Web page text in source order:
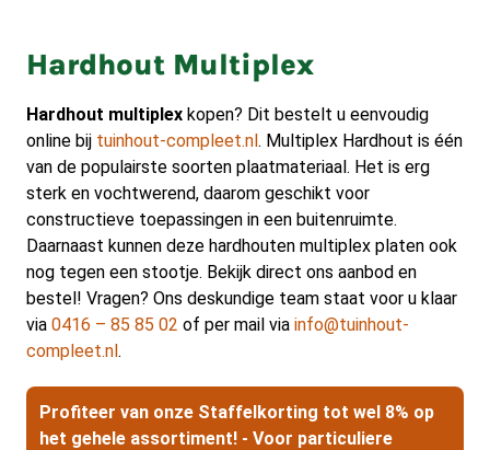
Hardhout Multiplex
Hardhout multiplex kopen? Dit bestelt u eenvoudig
online bij tuinhout-compleet.nl. Multiplex Hardhout is één
van de populairste soorten plaatmateriaal. Het is erg
sterk en vochtwerend, daarom geschikt voor
constructieve toepassingen in een buitenruimte.
Daarnaast kunnen deze hardhouten multiplex platen ook
nog tegen een stootje. Bekijk direct ons aanbod en
bestel! Vragen? Ons deskundige team staat voor u klaar
via 0416 – 85 85 02 of per mail via info@tuinhout-
compleet.nl.
Profiteer van onze Staffelkorting tot wel 8% op
het gehele assortiment! - Voor particuliere